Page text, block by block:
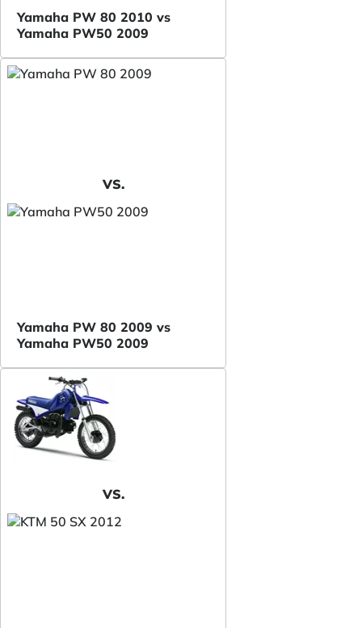
Yamaha PW 80 2010 vs
Yamaha PW50 2009
VS.
Yamaha PW 80 2009 vs
Yamaha PW50 2009
VS.